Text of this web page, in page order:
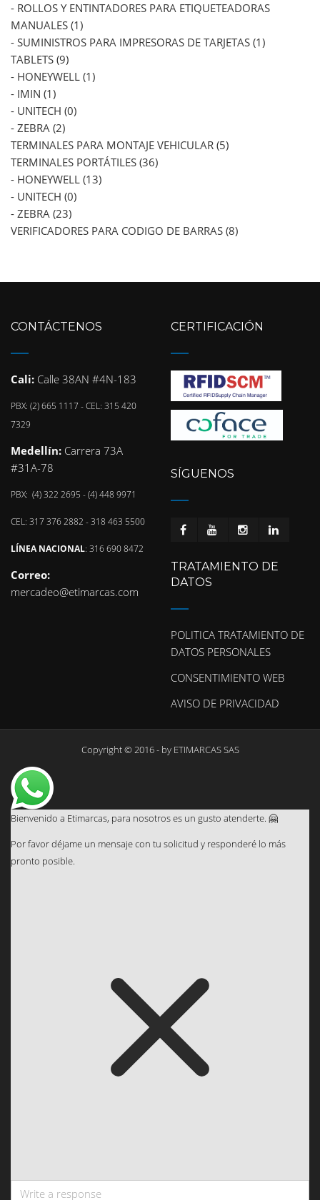
- ROLLOS Y ENTINTADORES PARA ETIQUETEADORAS
MANUALES (1)
- SUMINISTROS PARA IMPRESORAS DE TARJETAS (1)
TABLETS (9)
- HONEYWELL (1)
- IMIN (1)
- UNITECH (0)
- ZEBRA (2)
TERMINALES PARA MONTAJE VEHICULAR (5)
TERMINALES PORTÁTILES (36)
- HONEYWELL (13)
- UNITECH (0)
- ZEBRA (23)
VERIFICADORES PARA CODIGO DE BARRAS (8)
CONTÁCTENOS
Cali: Calle 38AN #4N-183
PBX: (2) 665 1117 - CEL: 315 420
7329
Medellín: Carrera 73A
#31A-78
PBX: (4) 322 2695 - (4) 448 9971
CEL: 317 376 2882 - 318 463 5500
LÍNEA NACIONAL: 316 690 8472
Correo:
mercadeo@etimarcas.com
CERTIFICACIÓN
SÍGUENOS
TRATAMIENTO DE
DATOS
POLITICA TRATAMIENTO DE
DATOS PERSONALES
CONSENTIMIENTO WEB
AVISO DE PRIVACIDAD
Copyright © 2016 - by ETIMARCAS SAS
Bienvenido a Etimarcas, para nosotros es un gusto atenderte. 🤗
Por favor déjame un mensaje con tu solicitud y responderé lo más
pronto posible.